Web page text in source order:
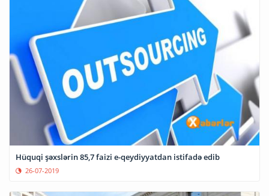
Hüquqi şəxslərin 85,7 faizi e-qeydiyyatdan istifadə edib
26-07-2019